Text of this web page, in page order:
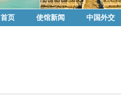
首页 使馆新闻 中国外交